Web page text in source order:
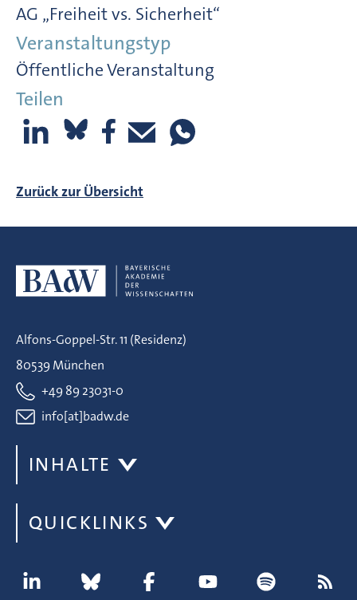
AG „Freiheit vs. Sicherheit“
Veranstaltungstyp
Öffentliche Veranstaltung
Teilen
Zurück zur Übersicht
Alfons-Goppel-Str. 11 (Residenz)
80539 München
+49 89 23031-0
info[at]badw.de
INHALTE
QUICKLINKS